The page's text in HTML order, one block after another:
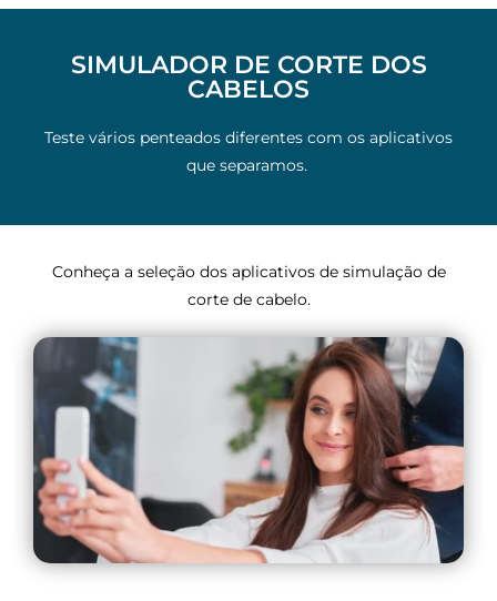
SIMULADOR DE CORTE DOS
CABELOS
Teste vários penteados diferentes com os aplicativos
que separamos.
Conheça a seleção dos aplicativos de simulação de
corte de cabelo.